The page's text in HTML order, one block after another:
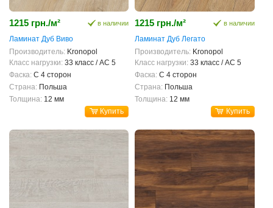
1215 грн./м² в наличии
Ламинат Дуб Виво
Производитель: Kronopol
Класс нагрузки: 33 класс / AC 5
Фаска: С 4 сторон
Страна: Польша
Толщина: 12 мм
Купить
1215 грн./м² в наличии
Ламинат Дуб Легато
Производитель: Kronopol
Класс нагрузки: 33 класс / AC 5
Фаска: С 4 сторон
Страна: Польша
Толщина: 12 мм
Купить